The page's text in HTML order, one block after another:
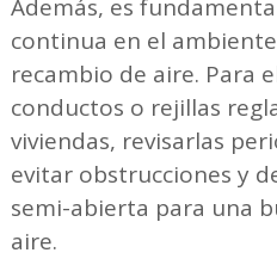
Además, es
continua en el
recambio de aire. Para
conductos o rejillas
viviendas, revisarlas
evitar obstrucciones y
semi-abierta para una
aire.